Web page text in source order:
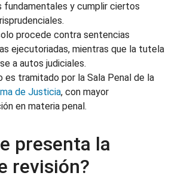
fundamentales y cumplir ciertos
procede contra sentencias
ejecutoriadas, mientras que la tutela
a autos judiciales.
es tramitado por la Sala Penal de la
de Justicia, con mayor
en materia penal.
presenta la
revisión?